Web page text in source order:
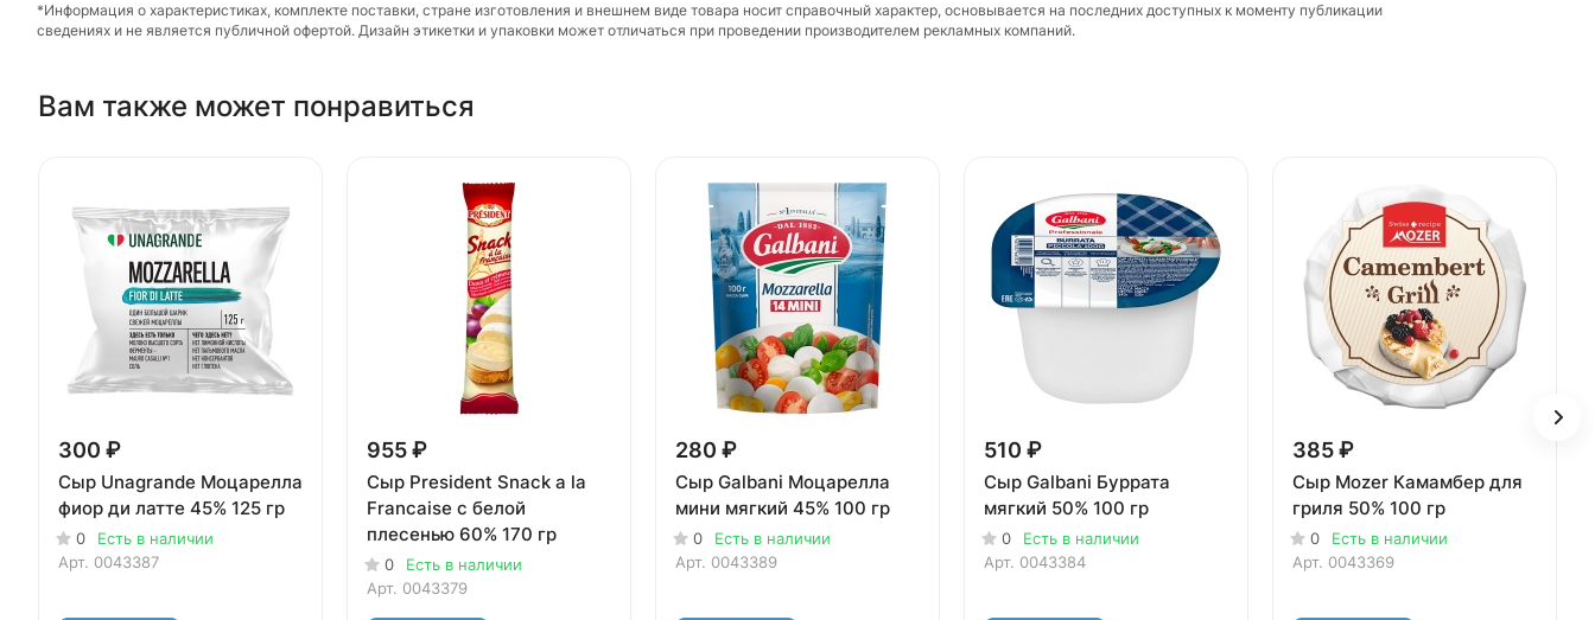
*Информация о характеристиках, комплекте поставки, стране изготовления и внешнем виде товара носит справочный характер, основывается на последних доступных к моменту публикации
сведениях и не является публичной офертой. Дизайн этикетки и упаковки может отличаться при проведении производителем рекламных компаний.
Вам также может понравиться
300 ₽
Сыр Unagrande Моцарелла
фиор ди латте 45% 125 гр
0
Есть в наличии
Арт. 0043387
955 ₽
Сыр President Snack a la
Francaise с белой
плесенью 60% 170 гр
0
Есть в наличии
Арт. 0043379
280 ₽
Сыр Galbani Моцарелла
мини мягкий 45% 100 гр
0
Есть в наличии
Арт. 0043389
510 ₽
Сыр Galbani Буррата
мягкий 50% 100 гр
0
Есть в наличии
Арт. 0043384
385 ₽
Сыр Mozer Камамбер для
гриля 50% 100 гр
0
Есть в наличии
Арт. 0043369